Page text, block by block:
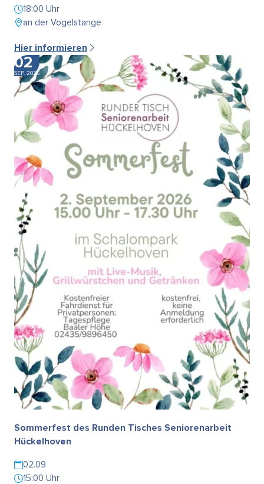
18:00 Uhr
an der Vogelstange
Hier informieren
02
SEP. 2026
Sommerfest des Runden Tisches Seniorenarbeit
Hückelhoven
02.09
15:00 Uhr